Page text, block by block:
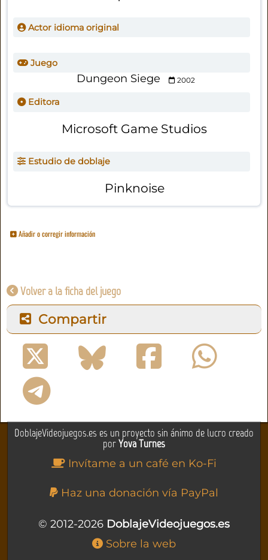
Actor idioma original
Juego
Dungeon Siege 2002
Editora
Microsoft Game Studios
Estudio de doblaje
Pinknoise
Añadir o corregir información
Volver a la ficha del juego
Compartir
DoblajeVideojuegos.es es un proyecto sin ánimo de lucro creado
porYova Turnes
Invítame a un café en Ko-Fi
Haz una donación vía PayPal
© 2012-2026 DoblajeVideojuegos.es
Sobre la web